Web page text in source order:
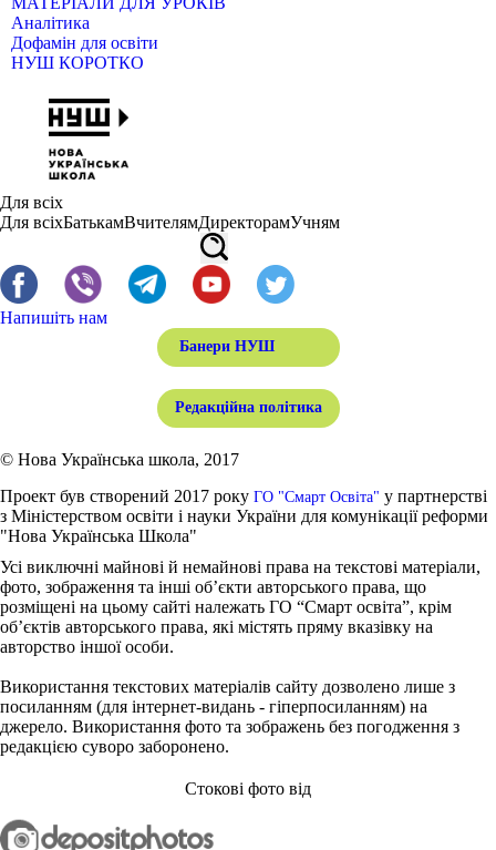
Аналітика
Дофамін для освіти
НУШ КОРОТКО
Для всіх
Для всіхБатькамВчителямДиректорамУчням
Напишіть нам
Банери НУШ
Редакційна політика
© Нова Українська школа, 2017
Проект був створений 2017 року ГО "Смарт Освіта" у партнерстві
з Міністерством освіти і науки України для комунікації реформи
"Нова Українська Школа"
Усі виключні майнові й немайнові права на текстові матеріали,
фото, зображення та інші об’єкти авторського права, що
розміщені на цьому сайті належать ГО “Смарт освіта”, крім
об’єктів авторського права, які містять пряму вказівку на
авторство іншої особи.
Використання текстових матеріалів сайту дозволено лише з
посиланням (для інтернет-видань - гіперпосиланням) на
джерело. Використання фото та зображень без погодження з
редакцією суворо заборонено.
Стокові фото від